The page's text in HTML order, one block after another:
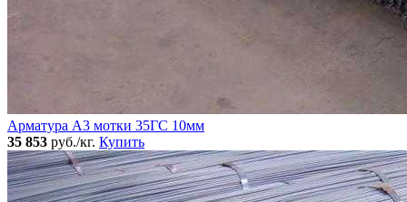
Арматура А3 мотки 35ГС 10мм
35 853 руб./кг. Купить